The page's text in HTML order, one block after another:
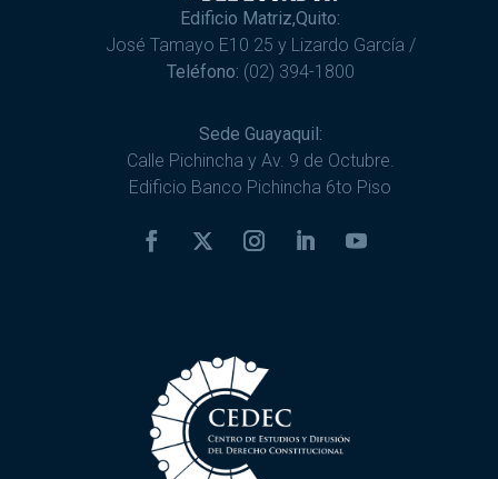
Edificio Matriz,Quito:
José Tamayo E10 25 y Lizardo García /
Teléfono: (02) 394-1800
Sede Guayaquil:
Calle Pichincha y Av. 9 de Octubre.
Edificio Banco Pichincha 6to Piso